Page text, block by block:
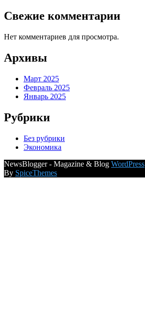
Свежие комментарии
Нет комментариев для просмотра.
Архивы
Март 2025
Февраль 2025
Январь 2025
Рубрики
Без рубрики
Экономика
NewsBlogger - Magazine & Blog WordPress
By SpiceThemes